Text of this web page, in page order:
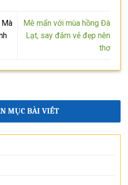
Mà
Mê mẩn với mùa hồng Đà
Lạt, say đắm vẻ đẹp nên
thơ
MỤC BÀI VIẾT